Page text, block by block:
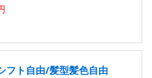
フト自由/髪型髪色自由